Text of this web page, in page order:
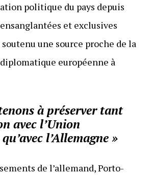
politique du pays depuis
et exclusives
soutenu une source proche de la
européenne à
à préserver tant
avec l’Union
l’Allemagne »
de l’allemand, Porto-